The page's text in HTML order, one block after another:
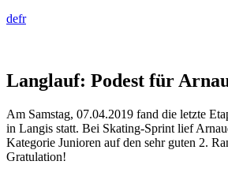
defr
Langlauf: Podest für
Am Samstag, 07.04.2019 fand die letzte
in Langis statt. Bei Skating-Sprint lief
Kategorie Junioren auf den sehr guten 2.
Gratulation!